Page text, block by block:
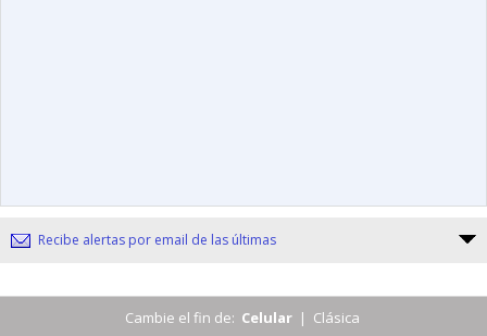
Recibe alertas por email de las últimas
Cambie el fin de: Celular | Clásica